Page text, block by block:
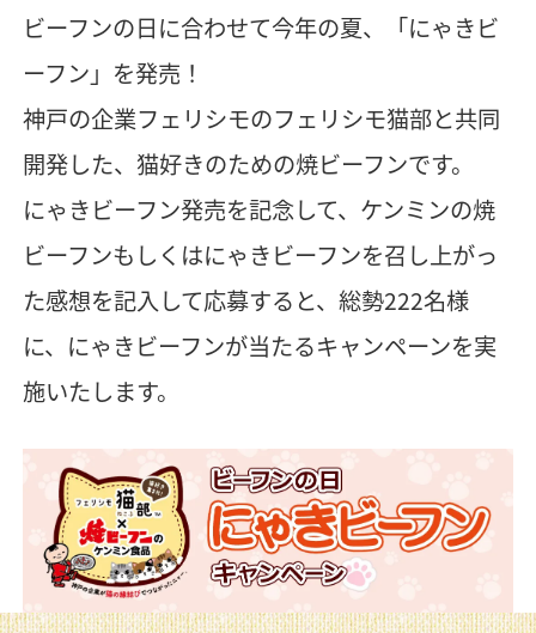
ビーフンの日に合わせて今年の夏、「にゃきビ
ーフン」を発売！
神戸の企業フェリシモのフェリシモ猫部と共同
開発した、猫好きのための焼ビーフンです。
にゃきビーフン発売を記念して、ケンミンの焼
ビーフンもしくはにゃきビーフンを召し上がっ
た感想を記入して応募すると、総勢222名様
に、にゃきビーフンが当たるキャンペーンを実
施いたします。